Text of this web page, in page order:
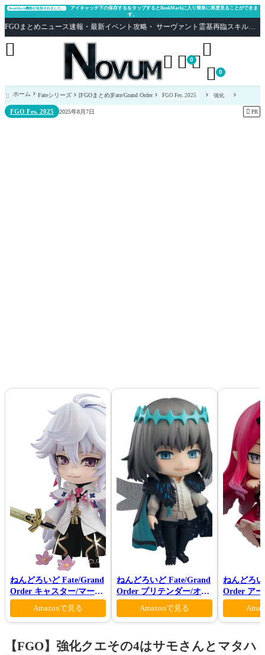
BookMark機能が追加されました。
アイキャッチ下の保存するをタップするとBookMarkに入り簡単に再度見ることができま
す。
FGOまとめニュース速報・最新イベント攻略・ サーヴァント霊基再臨スキル性能評価まとめ Fate/Grand Order
  0

 0

 ホーム Fateシリーズ [FGOまとめ]Fate/Grand Order FGO Fes. 2025 強化
FGO Fes. 2025 2025年8月7日  PR
ねんどろいど Fate/Grand
Order キャスター/マーリ
ン 花の魔術師Ver.
Amazonで見る
ねんどろいど Fate/Grand
Order プリテンダー/オベ
ロン ヴォーティガーン
Amazonで見る
ねんどろ
Order ア
ァン シー
【FGO】強化クエその4はサモさんとマタハ